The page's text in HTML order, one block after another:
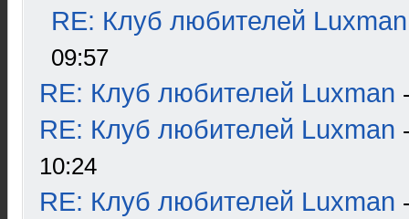
RE: Клуб любителей Luxman
09:57
RE: Клуб любителей Luxman
RE: Клуб любителей Luxman
10:24
RE: Клуб любителей Luxman